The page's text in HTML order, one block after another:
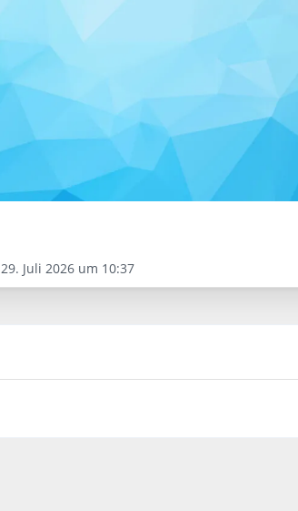
29. Juli 2026 um 10:37